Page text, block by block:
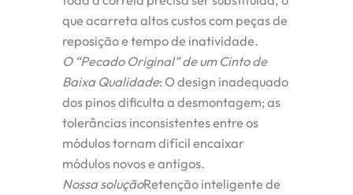
que acarreta altos custos com peças de
reposição e tempo de inatividade.
O “Pecado Original” de um Cinto de
Baixa Qualidade: O design inadequado
dos pinos dificulta a desmontagem; as
tolerâncias inconsistentes entre os
módulos tornam difícil encaixar
módulos novos e antigos.
Nossa soluçãoRetenção inteligente de